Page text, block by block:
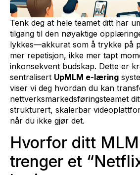
Tenk deg at hele teamet ditt har
tilgang til den nøyaktige
lykkes—akkurat som å trykke på
mer repetisjon, ikke mer tapt
inkonsekvent budskap. Dette er
sentralisert UpMLM e-læring
viser vi deg hvordan du kan
nettverksmarkedsføringsteamet
strukturert, skalerbar
når du ikke gjør det.
Hvorfor ditt
trenger et